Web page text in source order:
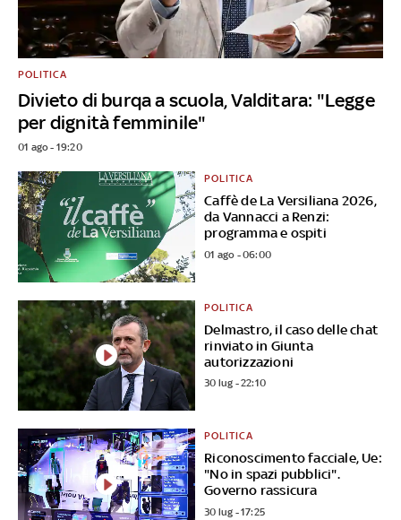
Divieto di burqa a scuola, Valditara: "Legge
per dignità femminile"
POLITICA
01 ago - 19:20
Caffè de La Versiliana 2026,
da Vannacci a Renzi:
programma e ospiti
POLITICA
01 ago - 06:00
Delmastro, il caso delle chat
rinviato in Giunta
autorizzazioni
POLITICA
30 lug - 22:10
Riconoscimento facciale, Ue:
"No in spazi pubblici".
Governo rassicura
POLITICA
30 lug - 17:25